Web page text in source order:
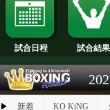
試合日程 試